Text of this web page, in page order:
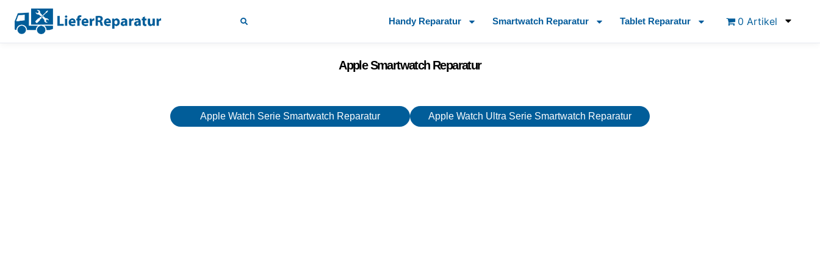
Handy Reparatur Smartwatch Reparatur Tablet Reparatur 0 Artikel
Apple Smartwatch Reparatur
Apple Watch Serie Smartwatch Reparatur Apple Watch Ultra Serie Smartwatch Reparatur